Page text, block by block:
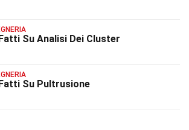
Su Analisi Dei Cluster
Su Pultrusione